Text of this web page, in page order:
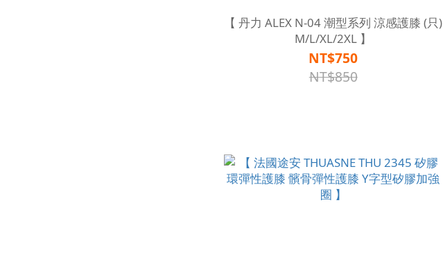
【 丹力 ALEX N-04 潮型系列 涼感護膝 (只)
M/L/XL/2XL 】
NT$750
NT$850